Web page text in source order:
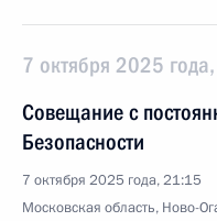
7 октября 2025
Совещание с
Безопасности
7 октября 2025 года, 21:15
Московская область, Ново-